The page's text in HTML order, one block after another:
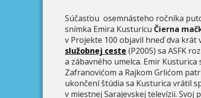
Súčasťou osemnásteho ročníka
snímka Emira Kusturicu Čierna
v Projekte 100 objavil hneď dva krát
služobnej ceste (P2005) sa ASFK
a zábavného umelca. Emir
Zafranovićom a Rajkom Grlićom
ukončení štúdia sa Kusturica vrátil
v miestnej Sarajevskej televízii.